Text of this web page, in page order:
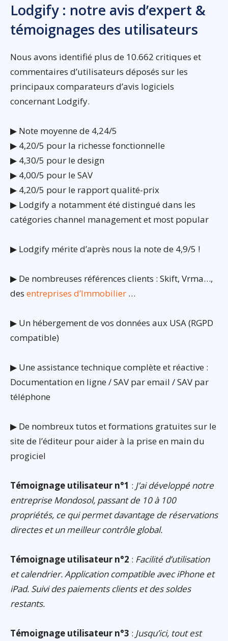
Lodgify : notre avis d’expert &
témoignages des utilisateurs
Nous avons identifié plus de 10.662 critiques et
commentaires d’utilisateurs déposés sur les
principaux comparateurs d’avis logiciels
concernant Lodgify.
▶ Note moyenne de 4,24/5
▶ 4,20/5 pour la richesse fonctionnelle
▶ 4,30/5 pour le design
▶ 4,00/5 pour le SAV
▶ 4,20/5 pour le rapport qualité-prix
▶ Lodgify a notamment été distingué dans les
catégories channel management et most popular
▶ Lodgify mérite d’après nous la note de 4,9/5 !
▶ De nombreuses références clients : Skift, Vrma…,
des entreprises d’Immobilier …
▶ Un hébergement de vos données aux USA (RGPD
compatible)
▶ Une assistance technique complète et réactive :
Documentation en ligne / SAV par email / SAV par
téléphone
▶ De nombreux tutos et formations gratuites sur le
site de l’éditeur pour aider à la prise en main du
progiciel
Témoignage utilisateur n°1 : J’ai développé notre
entreprise Mondosol, passant de 10 à 100
propriétés, ce qui permet davantage de réservations
directes et un meilleur contrôle global.
Témoignage utilisateur n°2 : Facilité d’utilisation
et calendrier. Application compatible avec iPhone et
iPad. Suivi des paiements clients et des soldes
restants.
Témoignage utilisateur n°3 : Jusqu’ici, tout est